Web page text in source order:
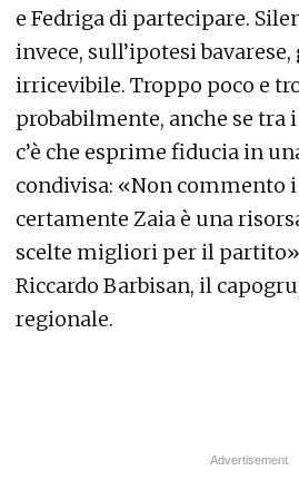
e Fedriga di partecipare.
invece, sull’ipotesi
irricevibile. Troppo poco e
probabilmente, anche se
c’è che esprime fiducia in
condivisa: «Non commento
certamente Zaia è una
scelte migliori per il
Riccardo Barbisan, il
regionale.